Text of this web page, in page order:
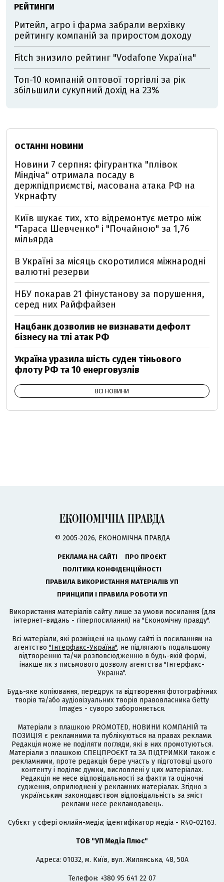
РЕЙТИНГИ
Ритейл, агро і фарма забрали верхівку
рейтингу компаній за приростом доходу
Fitch знизило рейтинг "Vodafone Україна"
Топ-10 компаній оптової торгівлі за рік
збільшили сукупний дохід на 23%
ОСТАННІ НОВИНИ
Новини 7 серпня: фігурантка "плівок
Міндіча" отримала посаду в
держпідприємстві, масована атака РФ на
Укрнафту
Київ шукає тих, хто відремонтує метро між
"Тараса Шевченко" і "Почайною" за 1,76
мільярда
В Україні за місяць скоротилися міжнародні
валютні резерви
НБУ покарав 21 фінустанову за порушення,
серед них Райффайзен
Нацбанк дозволив не визнавати дефолт
бізнесу на тлі атак РФ
Україна уразила шість суден тіньового
флоту РФ та 10 енерговузлів
ВСІ НОВИНИ
© 2005-2026, ЕКОНОМІЧНА ПРАВДА
РЕКЛАМА НА САЙТІ
ПРО ПРОЄКТ
ПОЛІТИКА КОНФІДЕНЦІЙНОСТІ
ПРАВИЛА ВИКОРИСТАННЯ МАТЕРІАЛІВ УП
ПРИНЦИПИ І ПРАВИЛА РОБОТИ УП
Використання матеріалів сайту лише за умови посилання (для
інтернет-видань - гіперпосилання) на "Економічну правду".
Всі матеріали, які розміщені на цьому сайті із посиланням на
агентство "Інтерфакс-Україна", не підлягають подальшому
відтворенню та/чи розповсюдженню в будь-якій формі,
інакше як з письмового дозволу агентства "Інтерфакс-
Україна".
Будь-яке копіювання, передрук та відтворення фотографічних
творів та/або аудіовізуальних творів правовласника Getty
Images - суворо забороняється.
Матеріали з плашкою PROMOTED, НОВИНИ КОМПАНІЙ та
ПОЗИЦІЯ є рекламними та публікуються на правах реклами.
Редакція може не поділяти погляди, які в них промотуються.
Матеріали з плашкою СПЕЦПРОЄКТ та ЗА ПІДТРИМКИ також є
рекламними, проте редакція бере участь у підготовці цього
контенту і поділяє думки, висловлені у цих матеріалах.
Редакція не несе відповідальності за факти та оціночні
судження, оприлюднені у рекламних матеріалах. Згідно з
українським законодавством відповідальність за зміст
реклами несе рекламодавець.
Cубєкт у сфері онлайн-медіа; ідентифікатор медіа - R40-02163.
ТОВ "УП Медіа Плюс"
Адреса: 01032, м. Київ, вул. Жилянська, 48, 50А
Телефон: +380 95 641 22 07